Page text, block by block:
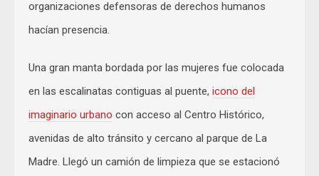
organizaciones defensoras de derechos humanos
hacían presencia.
Una gran manta bordada por las mujeres fue colocada
en las escalinatas contiguas al puente, icono del
imaginario urbano con acceso al Centro Histórico,
avenidas de alto tránsito y cercano al parque de La
Madre. Llegó un camión de limpieza que se estacionó